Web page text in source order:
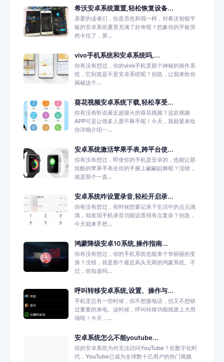
希沃安卓系统重置,轻松恢复设备...
亲爱的读者们，你是否也和我一样，对希沃智能平
板的安卓系统重置充满了好奇呢？想象你的平板突
然卡住了，屏...
vivo手机系统和安卓系统吗,...
你有没有想过，你的vivo手机里那个神秘的操作系
统，它到底是不是安卓系统呢？别急，让我来给你
揭秘这个...
葵花视频安卓系统下载,轻松享受...
你有没有听说最近超级火的葵花视频？这款视频
APP可是让很多人爱不释手呢！今天，我就要来给
你详细介绍一...
安卓系统激活苹果手表,跨平台使...
你有没有想过，即使你的手机是安卓的，也能让那
炫酷的苹果手表在你的手腕上翩翩起舞呢？没错，
就是那个一直...
安卓系统咋设置录音,轻松开启录...
你有没有想过，有时候想要记录下生活中的点点滴
滴，却发现手机录音功能设置得有点复杂？别急，
今天就来手把...
鸿蒙降级安卓10系统,操作指南...
你有没有想过，你的手机系统也能来个华丽丽的变
身？没错，就是那个最近风头无两的鸿蒙系统。不
过，你知道吗...
呼叫转移安卓系统,设置、操作与...
手机里总有一些时候，你不想接电话，但又不想错
过重要的来电。这时候，呼叫转移功能就派上大用
场啦！今天，...
安卓系统怎么不能youtube...
你的安卓系统为何无法访问YouTube？在数字化时
代，YouTube已成为全球数十亿用户的热门视频